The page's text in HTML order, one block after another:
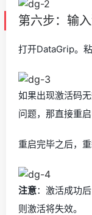
第六步：输
打开DataGrip。
如果出现激活码
问题，那直接重
重启完毕之后，
注意：激活成功
则激活将失效。